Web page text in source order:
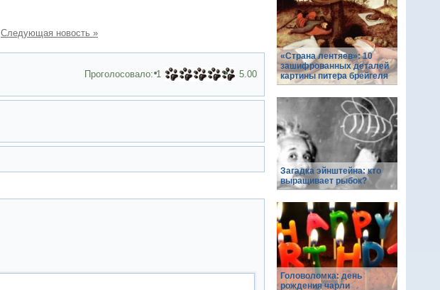
Следующая новость »
Проголосовало:1 5.00
«Страна лентяев»: 10
зашифрованных деталей
картины питера брейгеля
Загадка эйнштейна: кто
выращивает рыбок?
Головоломка: день
рождения чарли